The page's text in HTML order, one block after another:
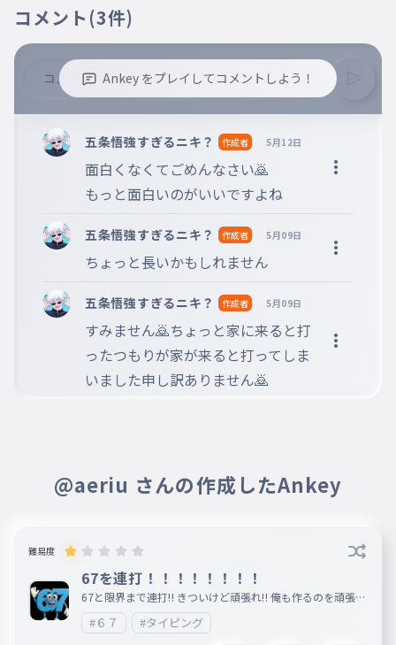
あそんで
020 せんだいがわ
せんだいがわ
021 のはしのしたにいって
022 せんだいがわ
せんだいがわ
はもともとしけいじょうだったらし
はもともとしけいじょうだったらしくて
そのまえのじだいは
むかしのひとがたたかってたばしょ
らいくて
むかしのひとがたたかってたらしくて
めちゃめちゃたのしかった
コメント (3件)
Ankey をプレイしてコメントしよう！
※コメントするには、ログインが必要です。
五条悟強すぎるニキ？ 作成者 5月12日
面白くなくてごめんなさい🙇
もっと面白いのがいいですよね
五条悟強すぎるニキ？ 作成者 5月09日
ちょっと長いかもしれません
五条悟強すぎるニキ？ 作成者 5月09日
すみません🙇ちょっと家に来ると打
ったつもりが家が来ると打ってしま
いました申し訳ありません🙇
@aeriu さんの作成したAnkey
難易度
67を連打！！！！！！！！
67と限界まで連打‼️ きついけど頑張れ‼️ 俺も作るのを頑張り
ます！！！！！
#６７ #タイピング